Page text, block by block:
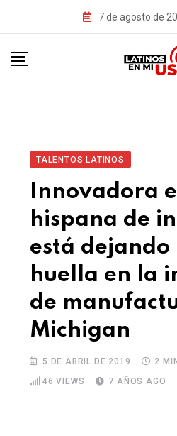
7 de agosto de
TALENTOS LATINOS
Innovadora
hispana de
está dejando
huella en la
de
Michigan
5 DE ABRIL DE 2019
2
46 VIEWS 7 AÑOS AGO